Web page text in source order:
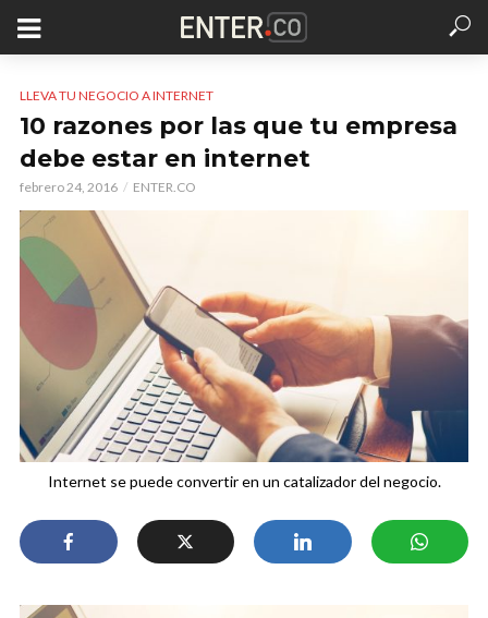
LLEVA TU NEGOCIO A INTERNET
10 razones por las que tu empresa
debe estar en internet
febrero 24, 2016 ENTER.CO
Internet se puede convertir en un catalizador del negocio.